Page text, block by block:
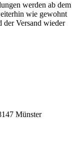
werden ab dem
wie gewohnt
der Versand wieder
Münster